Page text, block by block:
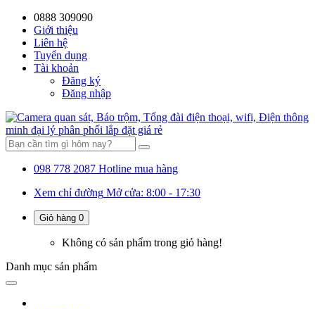
0888 309090
Giới thiệu
Liên hệ
Tuyển dụng
Tài khoản
Đăng ký
Đăng nhập
098 778 2087 Hotline mua hàng
Xem chỉ đường Mở cửa: 8:00 - 17:30
Giỏ hàng 0
Không có sản phẩm trong giỏ hàng!
Danh mục sản phẩm